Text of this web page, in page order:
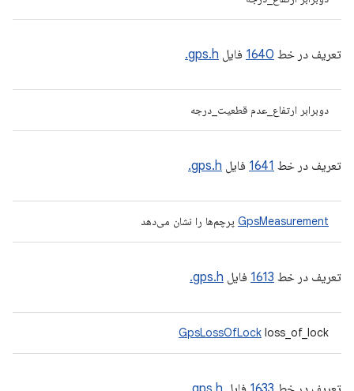
تعریف در خط 1640 فایل gps.h.
دوبرابر ارتفاع_عدم قطعیت_درجه
تعریف در خط 1641 فایل gps.h.
GpsMeasurement پرچم‌ها را نشان می‌دهد
تعریف در خط 1613 فایل gps.h.
GpsLossOfLock loss_of_lock